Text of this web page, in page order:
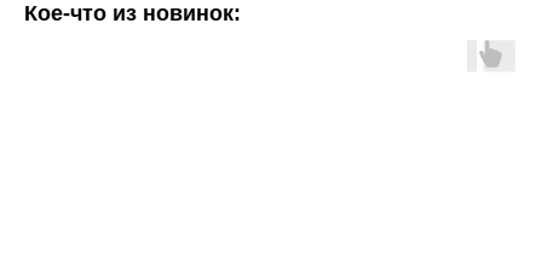
Кое-что из новинок: